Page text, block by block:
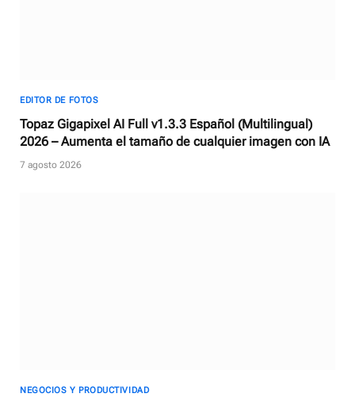
EDITOR DE FOTOS
Topaz Gigapixel AI Full v1.3.3 Español (Multilingual)
2026 – Aumenta el tamaño de cualquier imagen con IA
7 agosto 2026
NEGOCIOS Y PRODUCTIVIDAD